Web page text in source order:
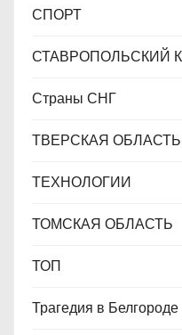
СПОРТ
СТАВРОПОЛЬСКИЙ
Страны СНГ
ТВЕРСКАЯ ОБЛАСТЬ
ТЕХНОЛОГИИ
ТОМСКАЯ ОБЛАСТЬ
ТОП
Трагедия в Белгороде